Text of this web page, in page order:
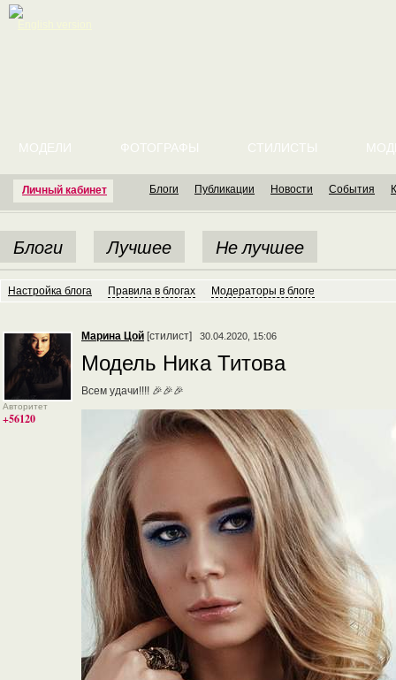
Личный кабинет
МОДЕЛИ ФОТОГРАФЫ СТИЛИСТЫ
Блоги Публикации Новости События
Блоги Лучшее Не лучшее
Настройка блога Правила в блогах Модераторы в блоге
Авторитет
+56120
Марина Цой [стилист] 30.04.2020, 15:06
Модель Ника Титова
Всем удачи!!!! 🎉🎉🎉